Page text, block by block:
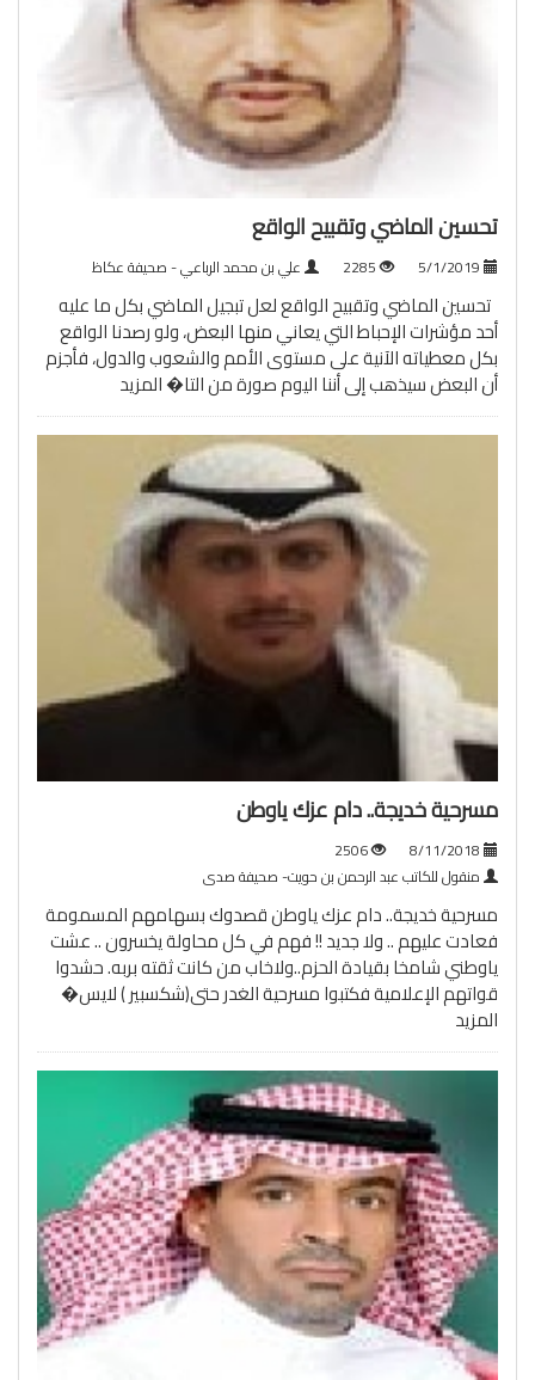
تحسين الماضي وتقبيح الواقع
2285 علي بن محمد الرباعي - صحيفة عكاظ
تحسين الماضي وتقبيح الواقع لعل تبجيل الماضي بكل ما عليه
أحد مؤشرات الإحباط التي يعاني منها البعض، ولو رصدنا الواقع
بكل معطياته الآنية على مستوى الأمم والشعوب والدول، فأجزم
أن البعض سيذهب إلى أننا اليوم صورة من التا�المزيد
مسرحية خديجة.. دام عزك ياوطن
2506
منقول للكاتب عبد الرحمن بن حويت- صحيفة صدى
مسرحية خديجة.. دام عزك ياوطن قصدوك بسهامهم المسمومة
فعادت عليهم .. ولا جديد !! فهم في كل محاولة يخسرون .. عشت
ياوطني شامخا بقيادة الحزم..ولاخاب من كانت ثقته بربه. حشدوا
قواتهم الإعلامية فكتبوا مسرحية الغدر حتى(شكسبير ) لايس�
المزيد